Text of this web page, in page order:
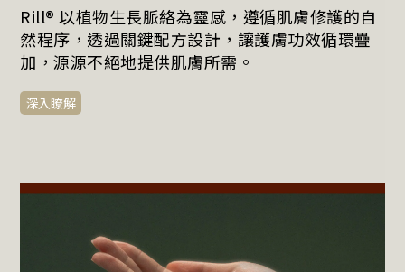
Rill® 以植物生長脈絡為靈感，遵循肌膚修護的自
然程序，透過關鍵配方設計，讓護膚功效循環疊
加，源源不絕地提供肌膚所需。
深入瞭解